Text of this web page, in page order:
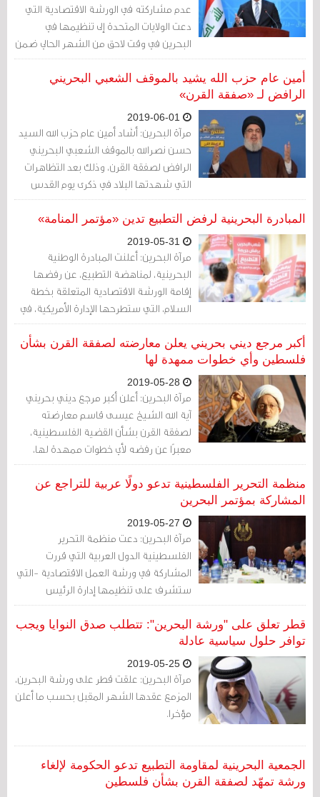
عدم مشاركته في الورشة الاقتصادية التي
دعت الولايات المتحدة إلى تنظيمها في
البحرين في وقت لاحق من الشهر الحالي ضمن
الخطة الأميركية لعملية السلام في الشرق
الأوسط.
أمين عام حزب الله يشيد بالموقف الشعبي البحريني
الرافض لـ «صفقة القرن»
مرآة البحرين: أشاد أمين عام حزب الله السيد
حسن نصرالله بالموقف الشعبي البحريني
الرافض لصفقة القرن، وذلك بعد التظاهرات
التي شهدتها البلاد في ذكرى يوم القدس
العالمي.
المبادرة البحرينية لرفض التطبيع تدين «مؤتمر المنامة»
مرآة البحرين: أعلنت المبادرة الوطنية
البحرينية، لمناهضة التطبيع، عن رفضها
إقامة الورشة الاقتصادية المتعلقة بخطة
السلام، التي ستطرحها الإدارة الأمريكية، في
الشرق الأوسط.
أكبر مرجع ديني بحريني يعلن معارضته لصفقة القرن بشأن
فلسطين وأي خطوات ممهدة لها
مرآة البحرين: أعلن أكبر مرجع ديني بحريني
آية الله الشيخ عيسى قاسم معارضته
لصفقة القرن بشأن القضية الفلسطينية،
معبرًا عن رفضه لأي خطوات ممهدة لها،
ورأي أنّه لا ولاية لأحد ليقوم مقام فلسطين
وأهلها في هذه الصفقة، وانتقد بشدّة
الأنظمة العربية المتورطة في العمل من أجل
هذه الصفقة.
منظمة التحرير الفلسطينية تدعو دولًا عربية للتراجع عن
المشاركة بمؤتمر البحرين
مرآة البحرين: دعت منظمة التحرير
الفلسطينية الدول العربية التي قررت
المشاركة في ورشة العمل الاقتصادية -التي
ستشرف على تنظيمها إدارة الرئيس
الأميركي دونالد ترامب في البحرين الشهر
المقبل- إلى مراجعة موقفها.
قطر تعلق على "ورشة البحرين": تتطلب صدق النوايا ويجب
توافر حلول سياسية عادلة
مرآة البحرين: علقت قطر على ورشة البحرين،
المزمع عقدها الشهر المقبل بحسب ما أعلن
مؤخرا.
الجمعية البحرينية لمقاومة التطبيع تدعو الحكومة لإلغاء
ورشة تمهّد لصفقة القرن بشأن فلسطين